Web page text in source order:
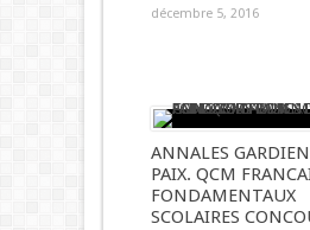
décembre 5, 2016
ANNALES
PAIX. QCM
FONDAMENTAUX
SCOLAIRES